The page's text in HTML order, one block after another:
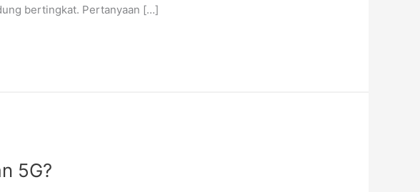
bertingkat. Pertanyaan […]
5G?